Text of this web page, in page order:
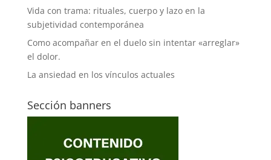
Vida con trama: rituales, cuerpo y lazo en la
subjetividad contemporánea
Como acompañar en el duelo sin intentar «arreglar»
el dolor.
La ansiedad en los vínculos actuales
Sección banners